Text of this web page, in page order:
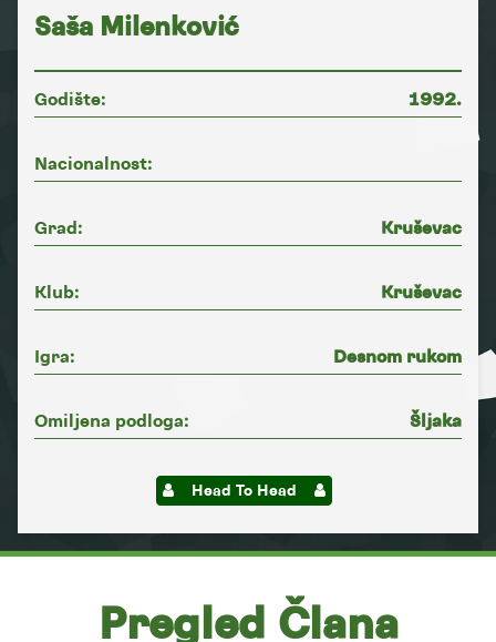
Saša Milenković
Godište: 1992.
Nacionalnost:
Grad: Kruševac
Klub: Kruševac
Igra: Desnom rukom
Omiljena podloga: Šljaka
Head To Head
Pregled Člana